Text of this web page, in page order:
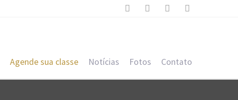
   
Agende sua classe Notícias Fotos Contato